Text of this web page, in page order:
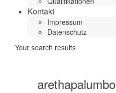
Kontakt
Impressum
Datenschutz
Your search results
arethapalumbo